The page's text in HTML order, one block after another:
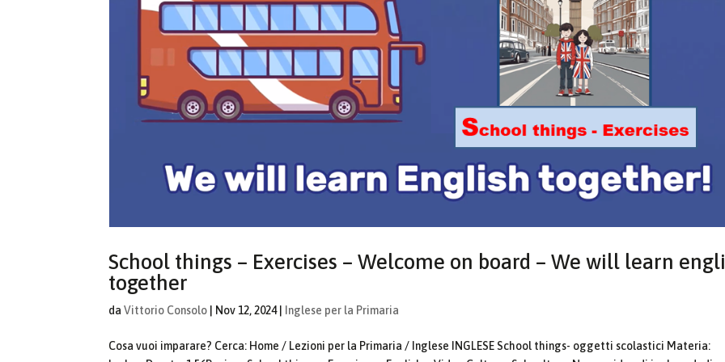
School things – Exercises – Welcome on board – We will learn
together
daVittorio Consolo Nov 12, 2024| Inglese per la Primaria
Cosa vuoi imparare? Cerca: Home / Lezioni per la Primaria / Inglese INGLESE School things- oggetti scolastici Materia: